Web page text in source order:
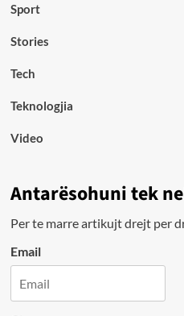
Sport
Stories
Tech
Teknologjia
Video
Antarësohuni tek
Per te marre artikujt drejt per
Email